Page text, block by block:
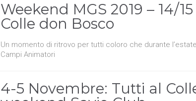
Weekend MGS 2019 – 14/
Colle don Bosco
Un momento di ritrovo per tutti coloro che durante
Campi Animatori
4-5 Novembre: Tutti al